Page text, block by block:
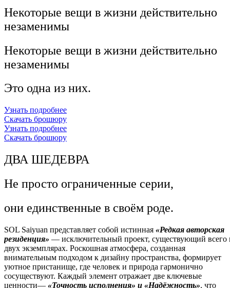
Некоторые вещи в жизни действительно
незаменимы
Некоторые вещи в жизни действительно
незаменимы
Это одна из них.
Узнать подробнее
Скачать брошюру
Узнать подробнее
Скачать брошюру
ДВА ШЕДЕВРА
Не просто ограниченные серии,
они единственные в своём роде.
SOL Saiyuan представляет собой истинная «Редкая авторская
резиденция» — исключительный проект, существующий всего
двух экземплярах. Роскошная атмосфера, созданная
внимательным подходом к дизайну пространства, формирует
уютное пристанище, где человек и природа гармонично
сосуществуют. Каждый элемент отражает две ключевые
ценности— «Точность исполнения» и «Надёжность», что